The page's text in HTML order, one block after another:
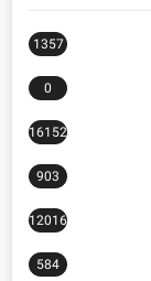
0
16152
903
12016
584
485